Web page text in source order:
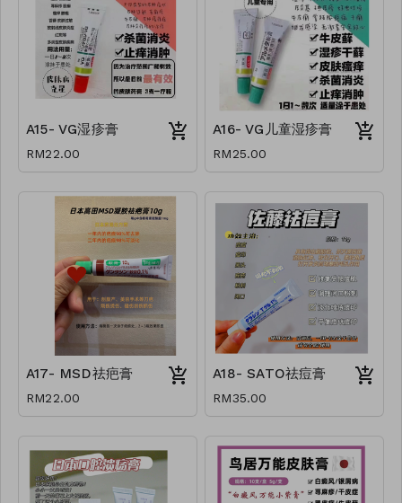
A15- VG湿疹膏
RM22.00
A16- VG儿童湿疹膏
RM25.00
A17- MSD祛疤膏
RM22.00
A18- SATO祛痘膏
RM35.00